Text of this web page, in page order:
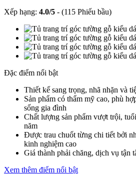
Xếp hạng: 4.0/5 - (115 Phiếu bầu)
Đặc điểm nổi bật
Thiết kế sang trọng, nhã nhặn và
Sản phẩm có thẩm mỹ cao, phù
sống gia đình
Chất lượng sản phẩm vượt trội,
năm
Được trau chuốt từng chi tiết bởi
kinh nghiệm cao
Giá thành phải chăng, dịch vụ tận
Xem thêm điểm nổi bật